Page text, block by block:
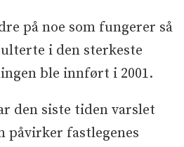
på noe som fungerer så
i den sterkeste
ble innført i 2001.
den siste tiden varslet
påvirker fastlegenes